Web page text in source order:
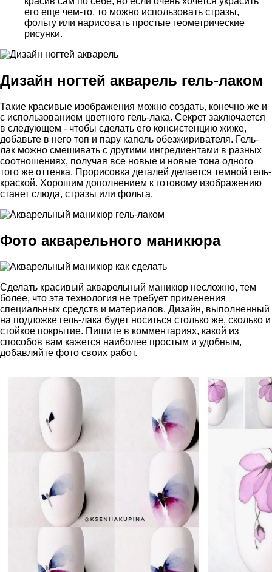
его еще чем-то, то можно использовать стразы,
фольгу или нарисовать простые геометрические
рисунки.
Дизайн ногтей акварель гель-лаком
Такие красивые изображения можно создать, конечно же и
с использованием цветного гель-лака. Секрет заключается
в следующем - чтобы сделать его консистенцию жиже,
добавьте в него топ и пару капель обезжиривателя. Гель-
лак можно смешивать с другими ингредиентами в разных
соотношениях, получая все новые и новые тона одного
того же оттенка. Прорисовка деталей делается темной гель-
краской. Хорошим дополнением к готовому изображению
станет слюда, стразы или фольга.
Фото акварельного маникюра
Сделать красивый акварельный маникюр несложно, тем
более, что эта технология не требует применения
специальных средств и материалов. Дизайн, выполненный
на подложке гель-лака будет носиться столько же, сколько и
стойкое покрытие. Пишите в комментариях, какой из
способов вам кажется наиболее простым и удобным,
добавляйте фото своих работ.